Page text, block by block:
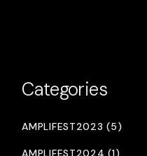
Categories
AMPLIFEST2023 (5)
AMPLIFEST2024 (1)